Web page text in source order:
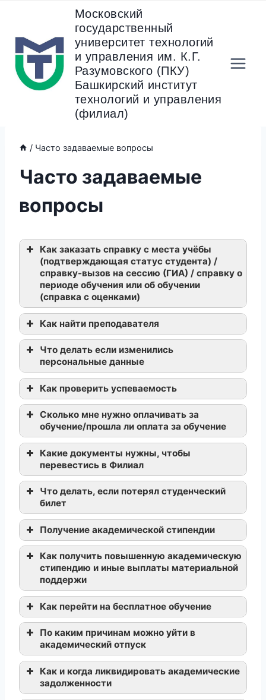
содержанию
Московский
государственный
университет технологий
и управления им. К.Г.
Разумовского (ПКУ)
Башкирский институт
технологий и управления
(филиал)
/ Часто задаваемые вопросы
Часто задаваемые
вопросы
Как заказать справку с места учёбы
(подтверждающая статус студента) /
справку-вызов на сессию (ГИА) / справку о
периоде обучения или об обучении
(справка с оценками)
http://dec.mgutm.ru/
Как найти преподавателя
https://mfmgutu.ru
Что делать если изменились
персональные данные
Как проверить успеваемость
Сколько мне нужно оплачивать за
обучение/прошла ли оплата за обучение
Какие документы нужны, чтобы
перевестись в Филиал
Что делать, если потерял студенческий
билет
Получение академической стипендии
Как получить повышенную академическую
стипендию и иные выплаты материальной
поддержи
Как перейти на бесплатное обучение
По каким причинам можно уйти в
академический отпуск
Как и когда ликвидировать академические
задолженности